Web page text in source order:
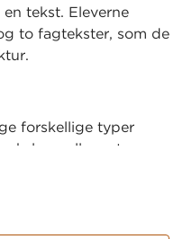
tekst. Eleverne
to fagtekster, som de
forskellige typer
mellem at